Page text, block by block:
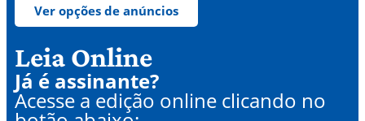
Ver opções de anúncios
Leia Online
Já é assinante?
Acesse a edição online clicando no